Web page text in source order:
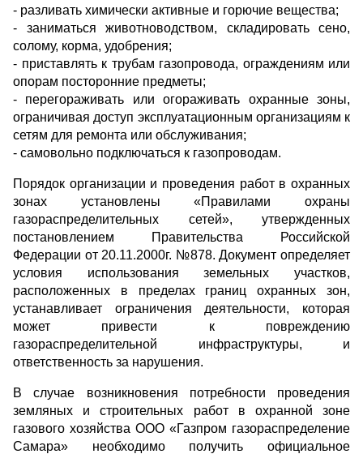
- разливать химически активные и горючие вещества;
- заниматься животноводством, складировать сено,
солому, корма, удобрения;
- приставлять к трубам газопровода, ограждениям или
опорам посторонние предметы;
- перегораживать или огораживать охранные зоны,
ограничивая доступ эксплуатационным организациям к
сетям для ремонта или обслуживания;
- самовольно подключаться к газопроводам.
Порядок организации и проведения работ в охранных
зонах установлены «Правилами охраны
газораспределительных сетей», утвержденных
постановлением Правительства Российской
Федерации от 20.11.2000г. №878. Документ определяет
условия использования земельных участков,
расположенных в пределах границ охранных зон,
устанавливает ограничения деятельности, которая
может привести к повреждению
газораспределительной инфраструктуры, и
ответственность за нарушения.
В случае возникновения потребности проведения
земляных и строительных работ в охранной зоне
газового хозяйства ООО «Газпром газораспределение
Самара» необходимо получить официальное